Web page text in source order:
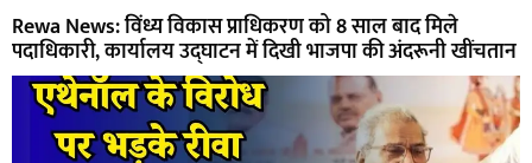
Rewa News: विंध्य विकास प्राधिकरण को 8 साल बाद मिले
पदाधिकारी, कार्यालय उद्घाटन में दिखी भाजपा की अंदरूनी खींचतान